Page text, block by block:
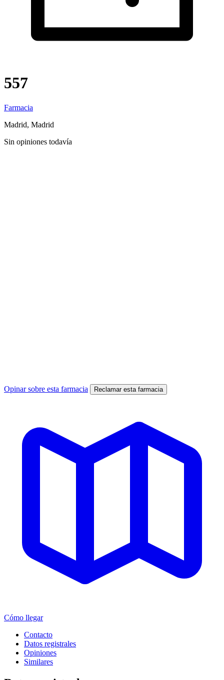
557
Farmacia
Madrid, Madrid
Sin opiniones todavía
Opinar sobre esta farmacia Reclamar esta farmacia
Cómo llegar
Contacto
Datos registrales
Opiniones
Similares